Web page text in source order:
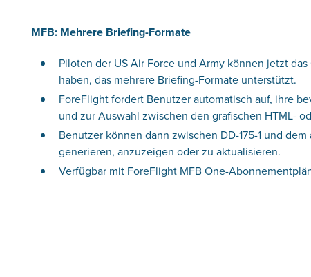
MFB: Mehrere Briefing-Formate
Piloten der US Air Force und Army können jetzt
haben, das mehrere Briefing-Formate unterstützt.
ForeFlight fordert Benutzer automatisch auf, ihre
und zur Auswahl zwischen den grafischen HTML-
Benutzer können dann zwischen DD-175-1 und
generieren, anzuzeigen oder zu aktualisieren.
Verfügbar mit ForeFlight MFB One-